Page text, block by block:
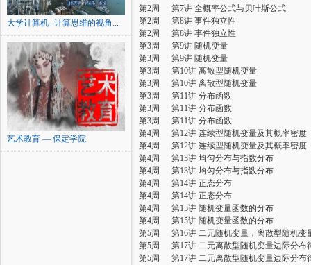
大学计算机--计算思维的视角...
艺术教育 — 保定学院
第2周
第7讲 全概率公式与贝叶斯公式
第2周
第8讲 事件独立性
第2周
第8讲 事件独立性
第3周
第9讲 随机变量
第3周
第9讲 随机变量
第3周
第10讲 离散型随机变量
第3周
第10讲 离散型随机变量
第3周
第11讲 分布函数
第3周
第11讲 分布函数
第3周
第11讲 分布函数
第4周
第12讲 连续型随机变量及其概率密度
第4周
第12讲 连续型随机变量及其概率密度
第4周
第13讲 均匀分布与指数分布
第4周
第13讲 均匀分布与指数分布
第4周
第14讲 正态分布
第4周
第14讲 正态分布
第4周
第15讲 随机变量函数的分布
第4周
第15讲 随机变量函数的分布
第5周
第16讲 二元随机变量，离散型随机变
第5周
第17讲 二元离散型随机变量边际分布
第5周
第17讲 二元离散型随机变量边际分布